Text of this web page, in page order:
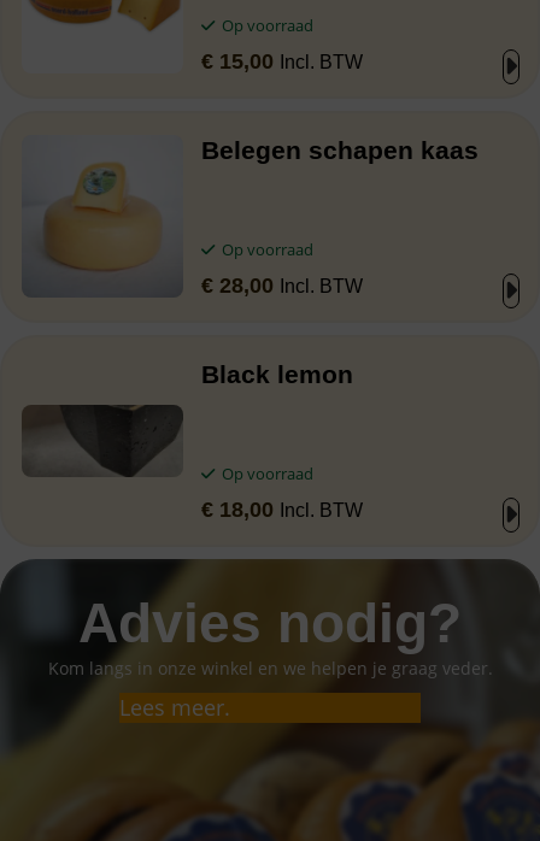
Op voorraad
€ 15,00 Incl. BTW
Belegen schapen kaas
Op voorraad
€ 28,00 Incl. BTW
Black lemon
Op voorraad
€ 18,00 Incl. BTW
Advies nodig?
Kom langs in onze winkel en we helpen je graag veder.
Lees meer.